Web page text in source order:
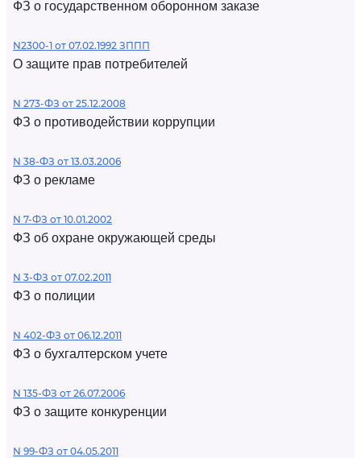
ФЗ о государственном оборонном заказе
N2300-1 от 07.02.1992 ЗППП
О защите прав потребителей
N 273-ФЗ от 25.12.2008
ФЗ о противодействии коррупции
N 38-ФЗ от 13.03.2006
ФЗ о рекламе
N 7-ФЗ от 10.01.2002
ФЗ об охране окружающей среды
N 3-ФЗ от 07.02.2011
ФЗ о полиции
N 402-ФЗ от 06.12.2011
ФЗ о бухгалтерском учете
N 135-ФЗ от 26.07.2006
ФЗ о защите конкуренции
N 99-ФЗ от 04.05.2011